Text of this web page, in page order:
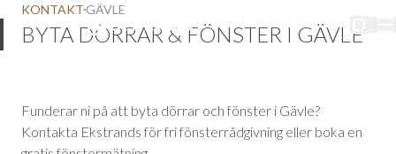
KONTAKT GÄVLE
BYTA DÖRRAR & FÖNSTER I GÄVLE
Funderar ni på att byta dörrar och fönster i Gävle?
Kontakta Ekstrands för fri fönsterrådgivning eller boka en